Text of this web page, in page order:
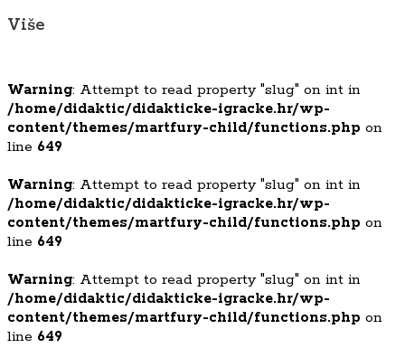
Više
Warning: Attempt to read property "slug" on int in
/home/didaktic/didakticke-igracke.hr/wp-
content/themes/martfury-child/functions.php on
line 649
Warning: Attempt to read property "slug" on int in
/home/didaktic/didakticke-igracke.hr/wp-
content/themes/martfury-child/functions.php on
line 649
Warning: Attempt to read property "slug" on int in
/home/didaktic/didakticke-igracke.hr/wp-
content/themes/martfury-child/functions.php on
line 649